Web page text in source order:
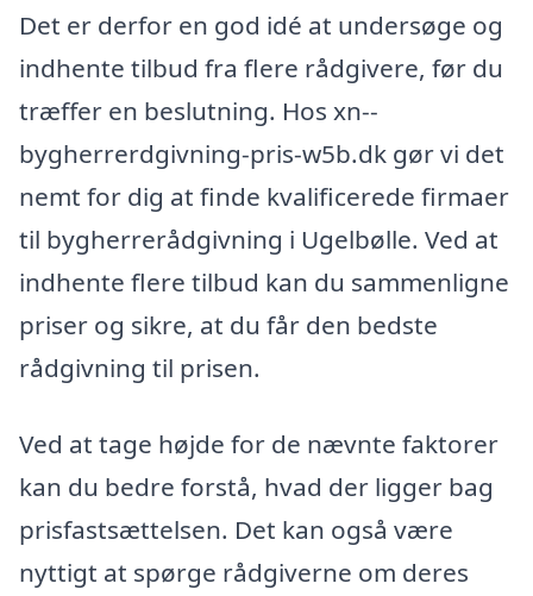
Det er derfor en god idé at undersøge og
indhente tilbud fra flere rådgivere, før du
træffer en beslutning. Hos xn--
bygherrerdgivning-pris-w5b.dk gør vi det
nemt for dig at finde kvalificerede firmaer
til bygherrerådgivning i Ugelbølle. Ved at
indhente flere tilbud kan du sammenligne
priser og sikre, at du får den bedste
rådgivning til prisen.
Ved at tage højde for de nævnte faktorer
kan du bedre forstå, hvad der ligger bag
prisfastsættelsen. Det kan også være
nyttigt at spørge rådgiverne om deres